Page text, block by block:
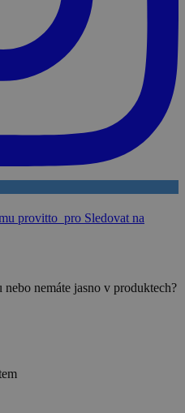
provitto_pro Sledovat na
nemáte jasno v produktech?